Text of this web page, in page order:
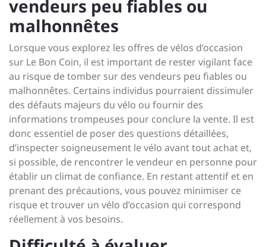
vendeurs peu fiables ou
malhonnêtes
Lorsque vous explorez les offres de vélos d’occasion
sur Le Bon Coin, il est important de rester vigilant face
au risque de tomber sur des vendeurs peu fiables ou
malhonnêtes. Certains individus pourraient dissimuler
des défauts majeurs du vélo ou fournir des
informations trompeuses pour conclure la vente. Il est
donc essentiel de poser des questions détaillées,
d’inspecter soigneusement le vélo avant tout achat et,
si possible, de rencontrer le vendeur en personne pour
établir un climat de confiance. En restant attentif et en
prenant des précautions, vous pouvez minimiser ce
risque et trouver un vélo d’occasion qui correspond
réellement à vos besoins.